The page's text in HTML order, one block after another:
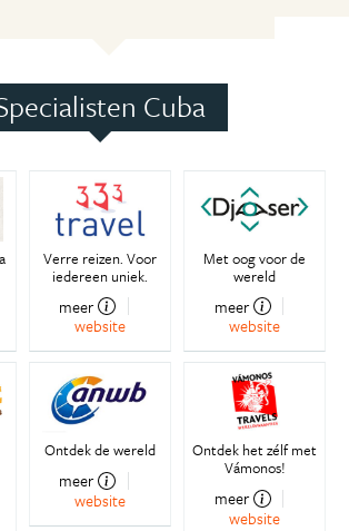
Cuba
Verre reizen. Voor
iedereen uniek.
meer
website
Met oog voor de
wereld
meer
website
Ontdek de wereld
meer
website
Ontdek het zélf met
Vámonos!
meer
website